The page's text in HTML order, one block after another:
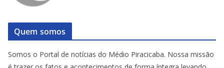
Quem somos
Somos o Portal de notícias do Médio Piracicaba. Nossa missão